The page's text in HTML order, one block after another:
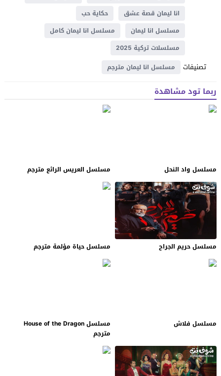
انا ليمان قصة عشق
حكاية حب
مسلسل انا ليمان
مسلسل انا ليمان كامل
مسلسلات تركية 2025
تصنيفات مسلسل انا ليمان مترجم
ربما تود مشاهدة
مسلسل واد النحل مسلسل العريس الرائع مترجم
مسلسل حريم الجراح مسلسل حياة مؤلمة مترجم
مسلسل فلاش
مسلسل House of the Dragon
مترجم